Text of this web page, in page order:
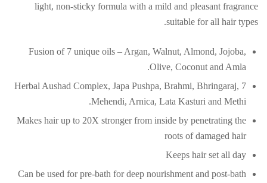
light, non-sticky formula with a mild and pleasant fragrance
suitable for all hair types.
Fusion of 7 unique oils – Argan, Walnut, Almond, Jojoba,
Olive, Coconut and Amla.
7 Herbal Aushad Complex, Japa Pushpa, Brahmi, Bhringaraj,
Mehendi, Arnica, Lata Kasturi and Methi.
Makes hair up to 20X stronger from inside by penetrating the
roots of damaged hair
Keeps hair set all day
Can be used for pre-bath for deep nourishment and post-bath